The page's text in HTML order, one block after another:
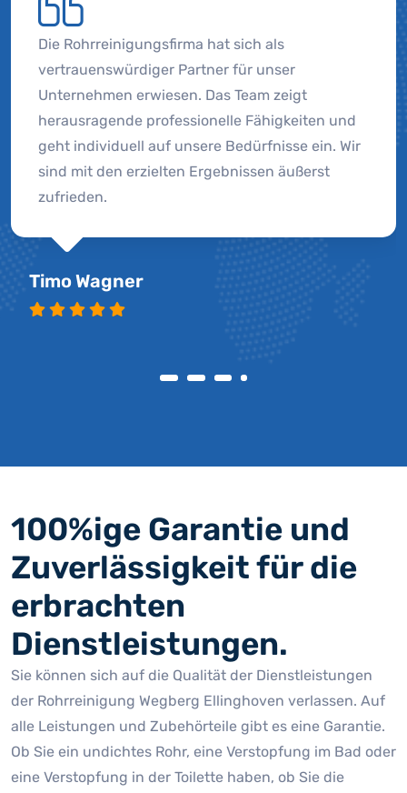
Die Rohrreinigungsfirma hat sich als
vertrauenswürdiger Partner für unser
Unternehmen erwiesen. Das Team zeigt
herausragende professionelle Fähigkeiten und
geht individuell auf unsere Bedürfnisse ein. Wir
sind mit den erzielten Ergebnissen äußerst
zufrieden.
Timo Wagner
100%ige Garantie und
Zuverlässigkeit für die
erbrachten
Dienstleistungen.
Sie können sich auf die Qualität der Dienstleistungen
der Rohrreinigung Wegberg Ellinghoven verlassen. Auf
alle Leistungen und Zubehörteile gibt es eine Garantie.
Ob Sie ein undichtes Rohr, eine Verstopfung im Bad oder
eine Verstopfung in der Toilette haben, ob Sie die